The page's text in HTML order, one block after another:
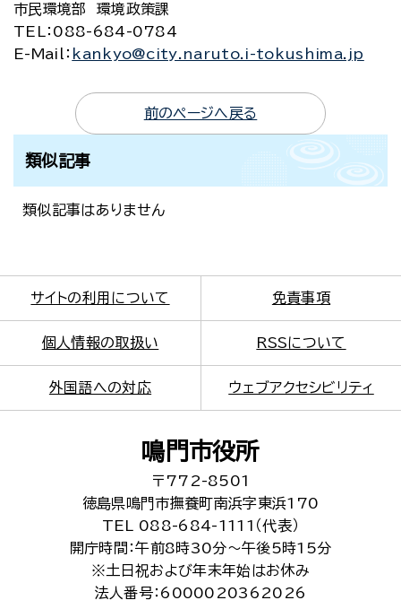
市民環境部 環境政策課
TEL
：088-684-0784
E-Mail
： kankyo@city.naruto.i-tokushima.jp
前のページへ戻る
類似記事
類似記事はありません
サイトの利用について 免責事項
個人情報の取扱い RSSについて
外国語への対応 ウェブアクセシビリティ
鳴門市役所
〒772-8501
徳島県鳴門市撫養町南浜字東浜170
TEL 088-684-1111（代表）
開庁時間：午前8時30分～午後5時15分
※土日祝および年末年始はお休み
法人番号：6000020362026